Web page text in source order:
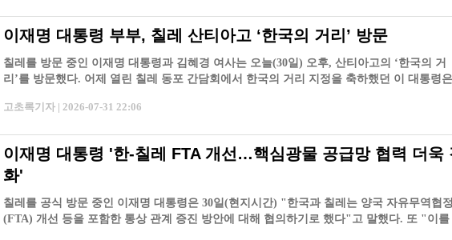
이재명 대통령 부부, 칠레 산티아고 ‘한국의 거리’ 방문
칠레를 방문 중인 이재명 대통령과 김혜경 여사는 오늘(30일) 오후, 산티아고의 ‘한국의 거
리’를 방문했다. 어제 열린 칠레 동포 간담회에서 한국의 거리 지정을 축하했던 이 대통령
고초록기자 | 2026-07-31 22:06
이재명 대통령 '한-칠레 FTA 개선…핵심광물 공급망 협력 더욱
화'
칠레를 공식 방문 중인 이재명 대통령은 30일(현지시간) "한국과 칠레는 양국 자유무역협정
(FTA) 개선 등을 포함한 통상 관계 증진 방안에 대해 협의하기로 했다"고 말했다. 또 "이를